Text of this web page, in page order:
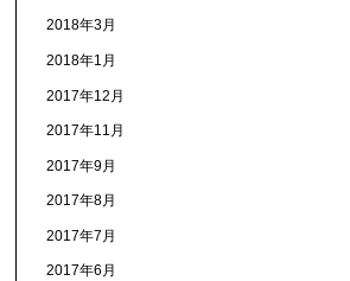
2018年3月
2018年1月
2017年12月
2017年11月
2017年9月
2017年8月
2017年7月
2017年6月